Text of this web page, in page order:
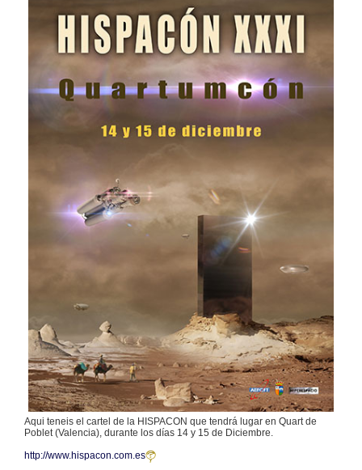
Aqui teneis el cartel de la HISPACON que tendrá lugar en Quart de
Poblet (Valencia), durante los días 14 y 15 de Diciembre.
http://www.hispacon.com.es